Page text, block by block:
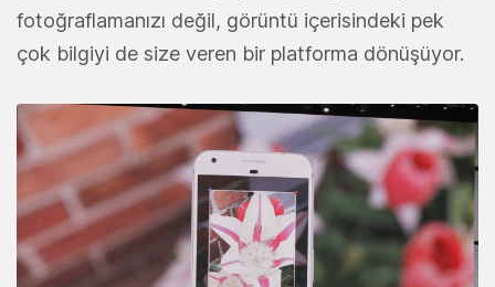
fotoğraflamanızı değil, görüntü içerisindeki pek
çok bilgiyi de size veren bir platforma dönüşüyor.